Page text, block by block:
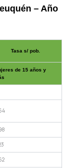
– Año
Tasa s/ pob.
de 15 años y